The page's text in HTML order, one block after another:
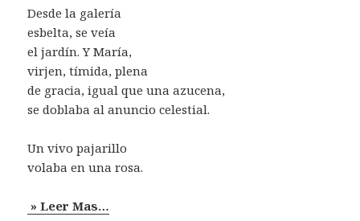
Desde la galería
esbelta, se veía
el jardín. Y María,
virjen, tímida, plena
de gracia, igual que una azucena,
se doblaba al anuncio celestial.
Un vivo pajarillo
volaba en una rosa.
» Leer Mas…